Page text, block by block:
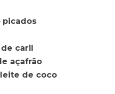
picados
de caril
açafrão
leite de coco